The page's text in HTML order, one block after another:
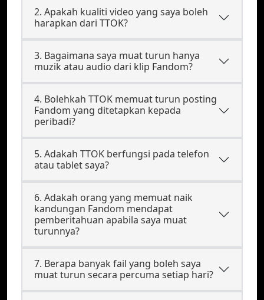
2. Apakah kualiti video yang saya boleh
harapkan dari TTOK?
3. Bagaimana saya muat turun hanya
muzik atau audio dari klip Fandom?
4. Bolehkah TTOK memuat turun posting
Fandom yang ditetapkan kepada
peribadi?
5. Adakah TTOK berfungsi pada telefon
atau tablet saya?
6. Adakah orang yang memuat naik
kandungan Fandom mendapat
pemberitahuan apabila saya muat
turunnya?
7. Berapa banyak fail yang boleh saya
muat turun secara percuma setiap hari?